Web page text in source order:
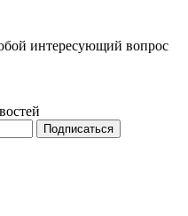
интересующий вопрос
Подписаться